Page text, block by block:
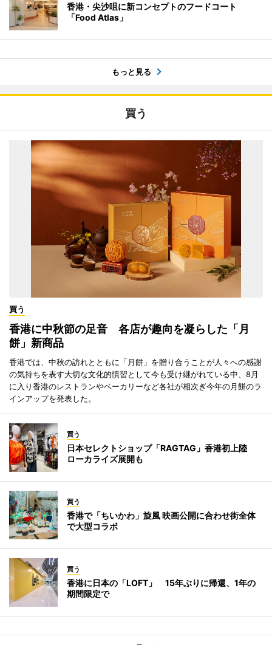
香港・尖沙咀に新コンセプトのフードコート
「Food Atlas」
もっと見る
買う
買う
香港に中秋節の足音 各店が趣向を凝らした「月
餅」新商品
香港では、中秋の訪れとともに「月餅」を贈り合うことが人々への感謝
の気持ちを表す大切な文化的慣習として今も受け継がれている中、8月
に入り香港のレストランやベーカリーなど各社が相次ぎ今年の月餅のラ
インアップを発表した。
買う
日本セレクトショップ「RAGTAG」香港初上陸
ローカライズ展開も
買う
香港で「ちいかわ」旋風 映画公開に合わせ街全体
で大型コラボ
買う
香港に日本の「LOFT」 15年ぶりに帰還、1年の
期間限定で